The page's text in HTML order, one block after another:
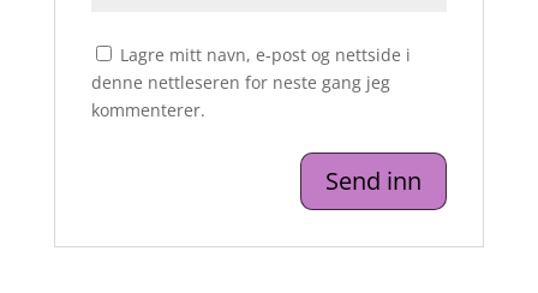
Lagre mitt navn, e-post og nettside i
denne nettleseren for neste gang jeg
kommenterer.